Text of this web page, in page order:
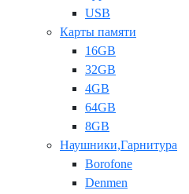
USB
Карты памяти
16GB
32GB
4GB
64GB
8GB
Наушники,Гарнитура
Borofone
Denmen